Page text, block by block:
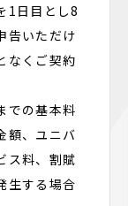
1日目とし8
告いただけ
なくご契約
での基本料
額、ユニバ
ス料、割賦
生する場合